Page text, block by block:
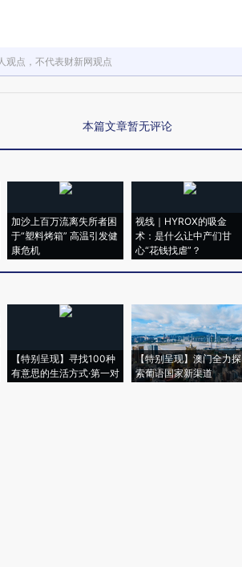
观点，不代表财新网观点
本篇文章暂无评论
加沙上百万流离失所者困
于“塑料烤箱” 高温引发健
康危机
视线｜HYROX的吸金
术：是什么让中产们甘
心“花钱找虐”？
【特别呈现】寻找100种
有意思的生活方式·第一对
【特别呈现】澳门全力探
索葡语国家新渠道